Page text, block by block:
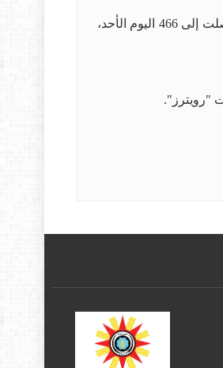
وقالت وكالة أنباء نشطاء حقوق الإنسان ومقرها الولايات المتحدة، التي تعتمد على النشطاء في إيران للتحقق من المعلومات، إن حصيلة الضحايا وصلت إلى 466 اليوم الأحد،